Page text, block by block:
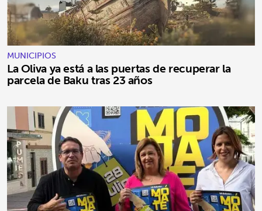
MUNICIPIOS
La Oliva ya está a las puertas de recuperar la
parcela de Baku tras 23 años